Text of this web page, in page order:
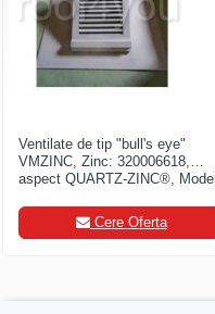
Ventilate de tip "bull's eye"
VMZINC, Zinc: 320006618,
aspect QUARTZ-ZINC®, Model
Cere Oferta